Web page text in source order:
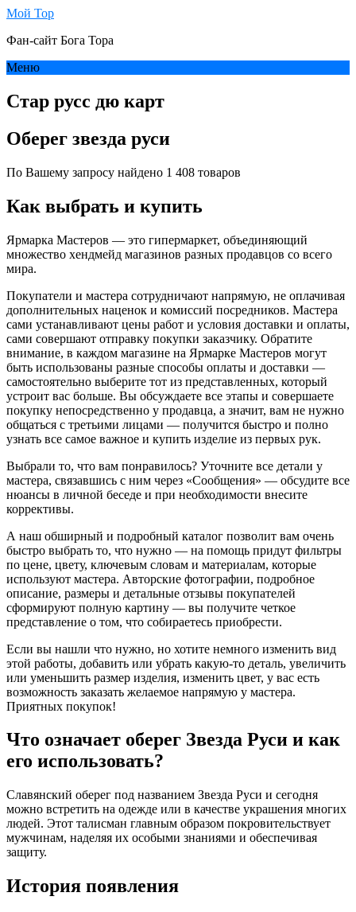
Мой Тор
Фан-сайт Бога Тора
Меню
Стар русс дю карт
Оберег звезда руси
По Вашему запросу найдено 1 408 товаров
Как выбрать и купить
Ярмарка Мастеров — это гипермаркет, объединяющий
множество хендмейд магазинов разных продавцов со всего
мира.
Покупатели и мастера сотрудничают напрямую, не оплачивая
дополнительных наценок и комиссий посредников. Мастера
сами устанавливают цены работ и условия доставки и оплаты,
сами совершают отправку покупки заказчику. Обратите
внимание, в каждом магазине на Ярмарке Мастеров могут
быть использованы разные способы оплаты и доставки —
самостоятельно выберите тот из представленных, который
устроит вас больше. Вы обсуждаете все этапы и совершаете
покупку непосредственно у продавца, а значит, вам не нужно
общаться с третьими лицами — получится быстро и полно
узнать все самое важное и купить изделие из первых рук.
Выбрали то, что вам понравилось? Уточните все детали у
мастера, связавшись с ним через «Сообщения» — обсудите все
нюансы в личной беседе и при необходимости внесите
коррективы.
А наш обширный и подробный каталог позволит вам очень
быстро выбрать то, что нужно — на помощь придут фильтры
по цене, цвету, ключевым словам и материалам, которые
используют мастера. Авторские фотографии, подробное
описание, размеры и детальные отзывы покупателей
сформируют полную картину — вы получите четкое
представление о том, что собираетесь приобрести.
Если вы нашли что нужно, но хотите немного изменить вид
этой работы, добавить или убрать какую-то деталь, увеличить
или уменьшить размер изделия, изменить цвет, у вас есть
возможность заказать желаемое напрямую у мастера.
Приятных покупок!
Что означает оберег Звезда Руси и как
его использовать?
Славянский оберег под названием Звезда Руси и сегодня
можно встретить на одежде или в качестве украшения многих
людей. Этот талисман главным образом покровительствует
мужчинам, наделяя их особыми знаниями и обеспечивая
защиту.
История появления